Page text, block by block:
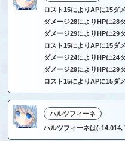
ロスト15によりAPに15ダ
ダメージ28によりHPに28
ダメージ29によりHPに29
ロスト15によりAPに15ダ
ダメージ24によりHPに24
ダメージ29によりHPに29
ロスト15によりAPに15ダ
ハルツフィーネ
ハルツフィーネは(-14.014,